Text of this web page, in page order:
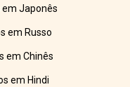
Japonês
em Russo
em Chinês
em Hindi